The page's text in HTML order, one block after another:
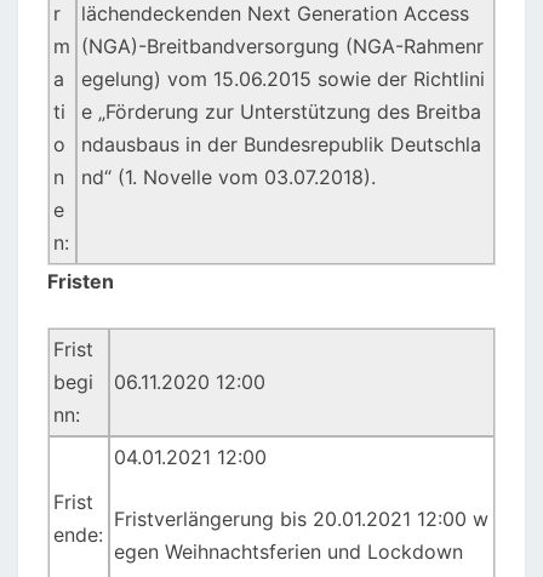
r
m
a
ti
o
n
e
n:
lächendeckenden Next Generation Access
(NGA)-Breitbandversorgung (NGA-Rahmenr
egelung) vom 15.06.2015 sowie der Richtlini
e „Förderung zur Unterstützung des Breitba
ndausbaus in der Bundesrepublik Deutschla
nd“ (1. Novelle vom 03.07.2018).
Fristen
Frist
begi
nn:
06.11.2020 12:00
Frist
ende:
04.01.2021 12:00
Fristverlängerung bis 20.01.2021 12:00 w
egen Weihnachtsferien und Lockdown